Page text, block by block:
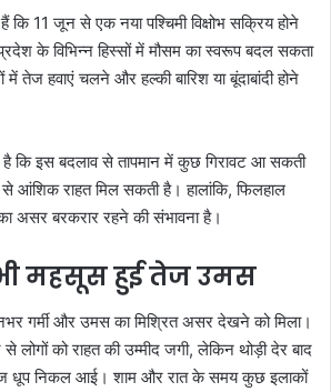
कि 11 जून से एक नया पश्चिमी विक्षोभ सक्रिय होने
के विभिन्न हिस्सों में मौसम का स्वरूप बदल सकता
तेज हवाएं चलने और हल्की बारिश या बूंदाबांदी होने
है कि इस बदलाव से तापमान में कुछ गिरावट आ सकती
से आंशिक राहत मिल सकती है। हालांकि, फिलहाल
असर बरकरार रहने की संभावना है।
महसूस हुई तेज उमस
गर्मी और उमस का मिश्रित असर देखने को मिला।
लोगों को राहत की उम्मीद जगी, लेकिन थोड़ी देर बाद
धूप निकल आई। शाम और रात के समय कुछ इलाकों